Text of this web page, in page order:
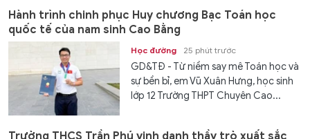
Hành trình chinh phục Huy chương Bạc Toán học
quốc tế của nam sinh Cao Bằng
Học đường 25 phút trước
GD&TĐ - Từ niềm say mê Toán học và
sự bền bỉ, em Vũ Xuân Hưng, học sinh
lớp 12 Trường THPT Chuyên Cao...